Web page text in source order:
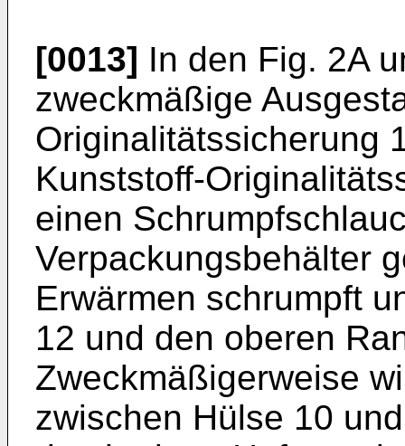
[0013] In den Fig. 2A
zweckmäßige
Originalitätssicherung
Kunststoff-
einen
Verpackungsbehälter
Erwärmen schrumpft
12 und den oberen
Zweckmäßigerweise
zwischen Hülse 10